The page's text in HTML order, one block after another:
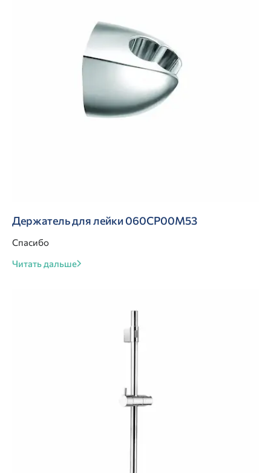
Держатель для лейки 060CP00M53
Спасибо
Читать дальше